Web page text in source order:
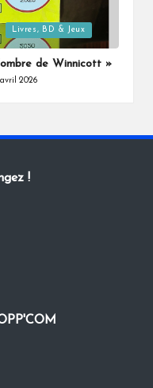
Livres, BD & Jeux
de Winnicott »
2026
!